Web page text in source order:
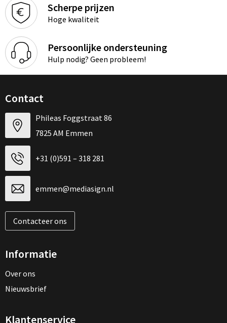
Scherpe prijzen
Hoge kwaliteit
Persoonlijke ondersteuning
Hulp nodig? Geen probleem!
Contact
Phileas Foggstraat 86
7825 AM Emmen
+31 (0)591 – 318 281
emmen@mediasign.nl
Contacteer ons
Informatie
Over ons
Nieuwsbrief
Klantenservice